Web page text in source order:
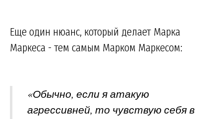
Еще один нюанс, который делает Марка
Маркеса - тем самым Марком Маркесом:
«Обычно, если я атакую
агрессивней, то чувствую себя в